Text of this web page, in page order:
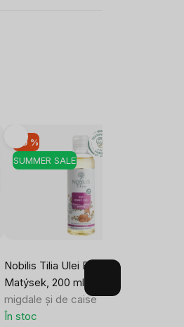
SUMMER SALE
-10 %
Nobilis Tilia Ulei BIO delicat
Matýsek, 200 ml
migdale și de caise
În stoc